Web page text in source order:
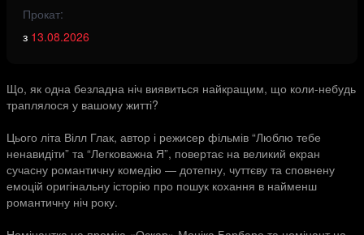
Прокат:
з 13.08.2026
Що, як одна безладна ніч виявиться найкращим, що коли-небудь
траплялося у вашому житті?
Цього літа Вілл Глак, автор і режисер фільмів “Люблю тебе
ненавидіти” та “Легковажна Я”, повертає на великий екран
сучасну романтичну комедію — дотепну, чуттєву та сповнену
емоцій оригінальну історію про пошук кохання в найменш
романтичну ніч року.